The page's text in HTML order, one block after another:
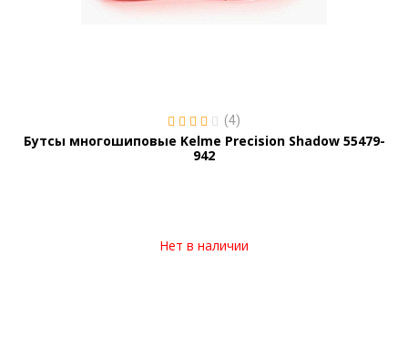
(4)
Бутсы многошиповые Kelme Precision Shadow 55479-
942
Нет в наличии